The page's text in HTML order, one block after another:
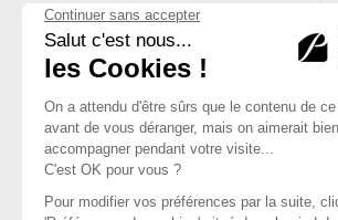
DE
NAISSANCE,
ÉTRANGER
PAR DÉFAUT
Roman